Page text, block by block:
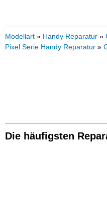
Modellart » Handy Reparatur »
Pixel Serie Handy Reparatur »
Die häufigsten